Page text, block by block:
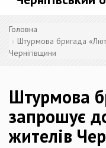
Головна
Штурмова бригада
Чернігівщини
Штурмова
запрошує
жителів